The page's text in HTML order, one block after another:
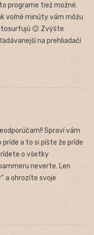
programe tiež možné.
voľné minúty vám môžu
😉 Zvýšte
na prehliadači
Spraví vám
a to si píšte že príde
o všetky
neverte. Len
a ohrozíte svoje